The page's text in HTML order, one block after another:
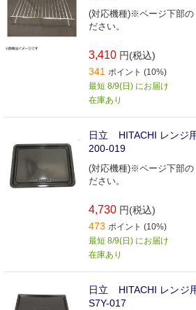
(対応機種)※ページ下部の
ださい。
3,410 円(税込)
341 ポイント (10%)
最短 8/9(日) にお届け
在庫あり
日立 HITACHI レンジ
200-019
(対応機種)※ページ下部の
ださい。
4,730 円(税込)
473 ポイント (10%)
最短 8/9(日) にお届け
在庫あり
日立 HITACHI レンジ
S7Y-017